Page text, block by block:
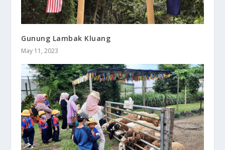
Gunung Lambak Kluang
May 11, 2023